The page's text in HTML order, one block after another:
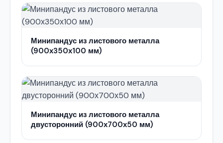
Минипандус из листового металла
(900х350х100 мм)
Минипандус из листового металла
двусторонний (900х700х50 мм)